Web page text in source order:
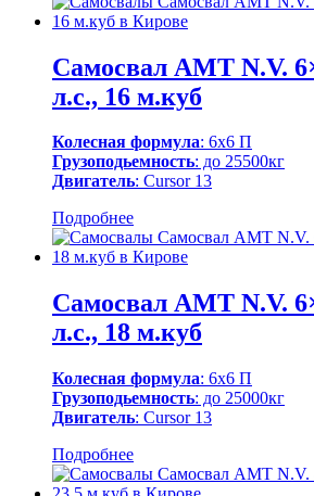
Самосвал AMT N.V.
л.с., 16 м.куб
Колесная формула: 6х6 П
Грузоподьемность: до 25500кг
Двигатель: Cursor 13
Подробнее
Самосвал AMT N.V.
л.с., 18 м.куб
Колесная формула: 6х6 П
Грузоподьемность: до 25000кг
Двигатель: Cursor 13
Подробнее